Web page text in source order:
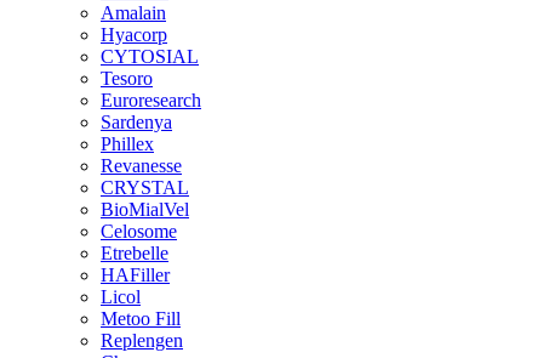
Amalain
Hyacorp
CYTOSIAL
Tesoro
Euroresearch
Sardenya
Phillex
Revanesse
CRYSTAL
BioMialVel
Celosome
Etrebelle
HAFiller
Licol
Metoo Fill
Replengen